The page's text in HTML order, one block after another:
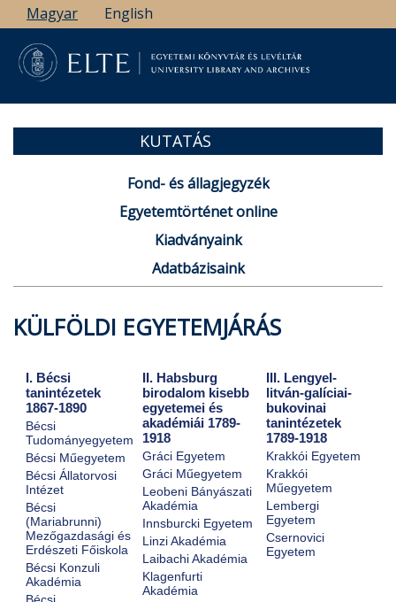
Ugrás
a
tartalomra
Magyar English
KUTATÁS
Fond- és állagjegyzék
Egyetemtörténet online
Kiadványaink
Adatbázisaink
KÜLFÖLDI EGYETEMJÁRÁS